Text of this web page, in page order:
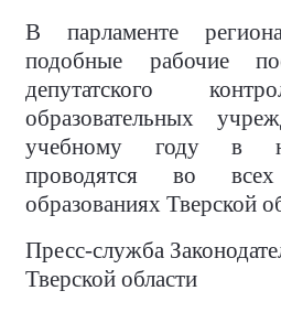
В парламенте
подобные рабочие
депутатского
образовательных
учебному году в
проводятся во всех
образованиях Тверской
Пресс-служба
Тверской области